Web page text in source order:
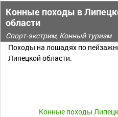
Конные походы в
области
Спорт-экстрим, Конный туризм
Походы на лошадях по
Липецкой области.
Конные походы